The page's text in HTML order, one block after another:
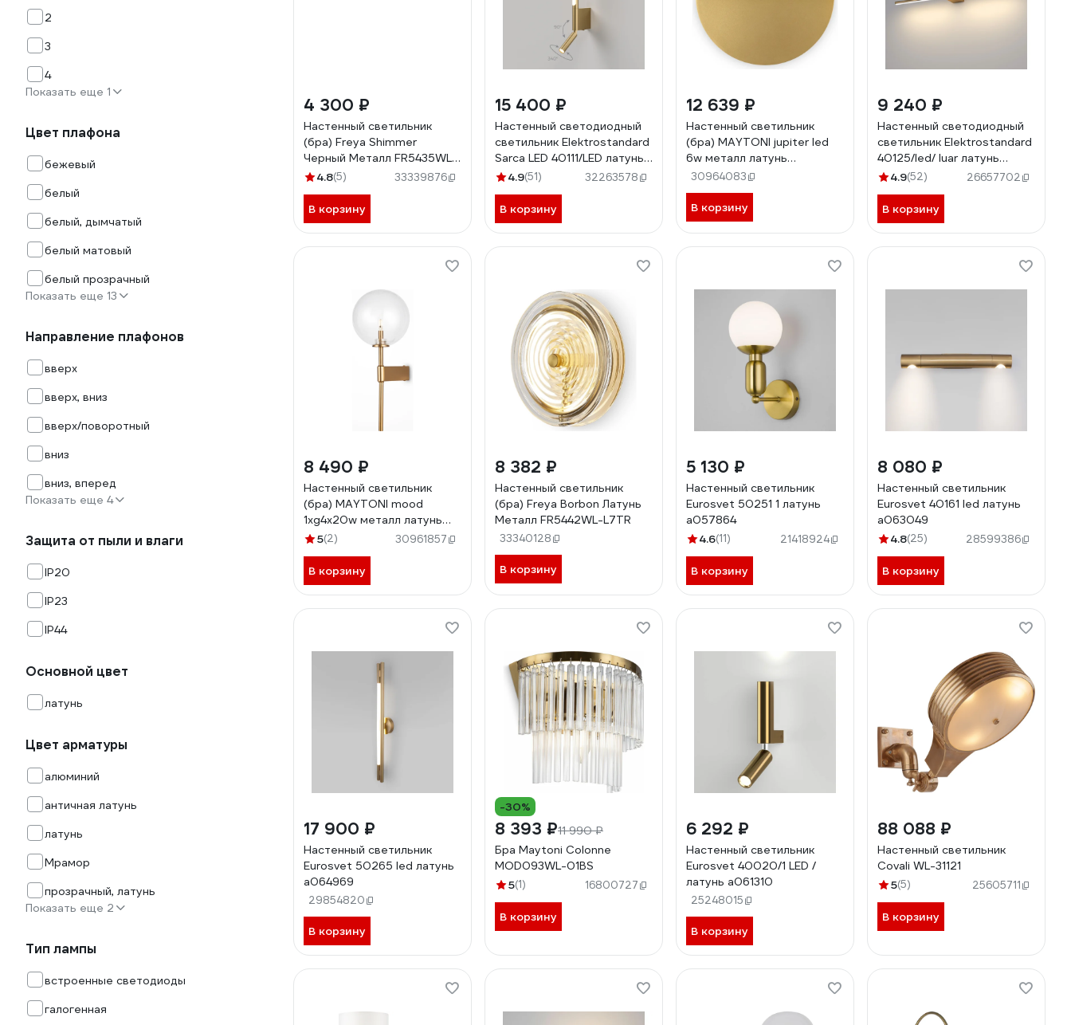
2
3
4
Показать еще 1
Цвет плафона
бежевый
белый
белый, дымчатый
белый матовый
белый прозрачный
Показать еще 13
Направление плафонов
вверх
вверх, вниз
вверх/поворотный
вниз
вниз, вперед
Показать еще 4
Защита от пыли и влаги
IP20
IP23
IP44
Основной цвет
латунь
Цвет арматуры
алюминий
античная латунь
латунь
Мрамор
прозрачный, латунь
Показать еще 2
Тип лампы
встроенные светодиоды
галогенная
4 300 ₽
Настенный светильник
(бра) Freya Shimmer
Черный Металл FR5435WL-
01B4.8(5) 33339876
В корзину
15 400 ₽
Настенный светодиодный
светильник Elektrostandard
Sarca LED 40111/LED латунь
a066400
4.9(51) 32263578
В корзину
12 639 ₽
Настенный светильник
(бра) MAYTONI jupiter led
6w металл латунь
MOD320WL-L6BS3K1
30964083
В корзину
9 240 ₽
Настенный светодиодный
светильник Elektrostandard
40125/led/ luar латунь
a062893
4.9(52) 26657702
В корзину
8 490 ₽
Настенный светильник
(бра) MAYTONI mood
1хg4x20w металл латунь
MOD172WL-01BS
5(2) 30961857
В корзину
8 382 ₽
Настенный светильник
(бра) Freya Borbon Латунь
Металл FR5442WL-L7TR
33340128
В корзину
5 130 ₽
Настенный светильник
Eurosvet 50251 1 латунь
a057864
4.6(11) 21418924
В корзину
8 080 ₽
Настенный светильник
Eurosvet 40161 led латунь
a063049
4.8(25) 28599386
В корзину
17 900 ₽
Настенный светильник
Eurosvet 50265 led латунь
a064969
29854820
В корзину
-30%
8 393 ₽11 990 ₽
Бра Maytoni Colonne
MOD093WL-01BS
5(1) 16800727
В корзину
6 292 ₽
Настенный светильник
Eurosvet 40020/1 LED /
латунь a061310
25248015
В корзину
88 088 ₽
Настенный светильник
Covali WL-31121
5(5) 25605711
В корзину